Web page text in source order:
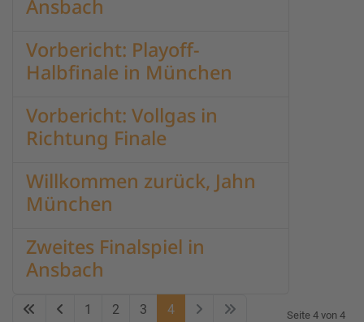
Ansbach
Vorbericht: Playoff-
Halbfinale in München
Vorbericht: Vollgas in
Richtung Finale
Willkommen zurück, Jahn
München
Zweites Finalspiel in
Ansbach
Seite 4 von 4
1 2 3 4